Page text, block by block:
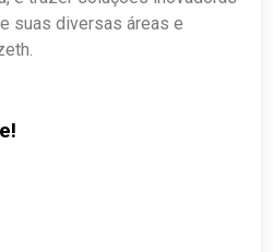
suas diversas áreas e